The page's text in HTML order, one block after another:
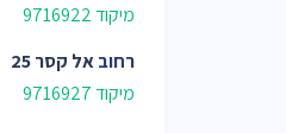
מיקוד 9716922
רחובאל קסר 25
מיקוד 9716927